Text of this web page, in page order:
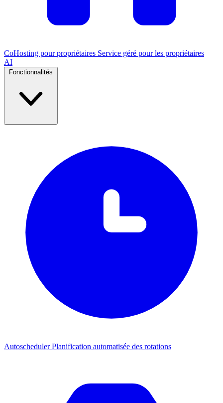
CoHosting pour propriétaires Service géré pour les propriétaires
AI
AutoschedulerPlanification automatisée des rotations